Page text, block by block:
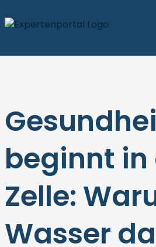
beginnt in
Zelle:
Wasser